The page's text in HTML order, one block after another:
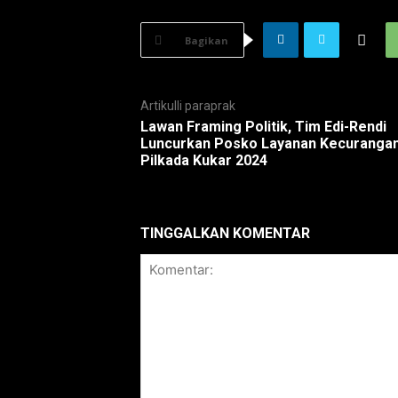
Bagikan
Artikulli paraprak
Lawan Framing Politik, Tim Edi-Rendi
Luncurkan Posko Layanan
Pilkada Kukar 2024
TINGGALKAN KOMENTAR